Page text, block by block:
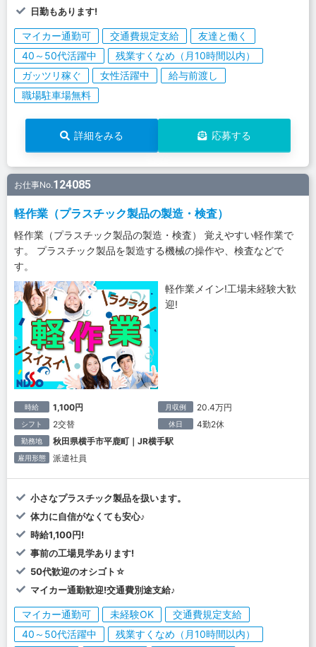
日勤もあります!
マイカー通勤可 交通費規定支給
友達と働く
40～50代活躍中
残業すくなめ（月10時間以内）
ガッツリ稼ぐ
女性活躍中
給与前渡し
職場駐車場無料
詳細をみる 応募する
お仕事No.124085
軽作業（プラスチック製品の製造・検査）
軽作業（プラスチック製品の製造・検査） 覚えやすい軽作業で
す。 プラスチック製品を製造する機械の操作や、検査などで
す。
軽作業メイン!工場未経験大歓
迎!
時給 1,100円 月収例 20.4万円
シフト 2交替 休日 4勤2休
勤務地 秋田県横手市平鹿町｜JR横手駅
雇用形態 派遣社員
小さなプラスチック製品を扱います。
体力に自信がなくても安心♪
時給1,100円!
事前の工場見学あります!
50代歓迎のオシゴト☆
マイカー通勤歓迎!交通費別途支給♪
マイカー通勤可 未経験OK
交通費規定支給
40～50代活躍中
残業すくなめ（月10時間以内）